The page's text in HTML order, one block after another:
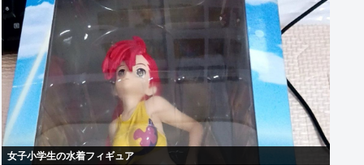
女子小学生の水着フィギュア